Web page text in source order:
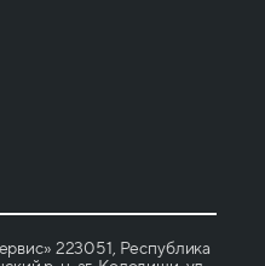
223051, Республика